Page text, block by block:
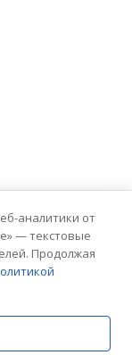
аналитики от
— текстовые
Продолжая